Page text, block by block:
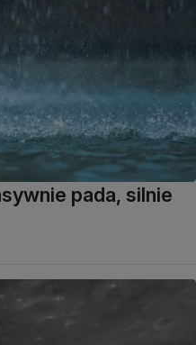
pada, silnie